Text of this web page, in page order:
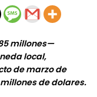
millones—
local,
de marzo de
de dolares.